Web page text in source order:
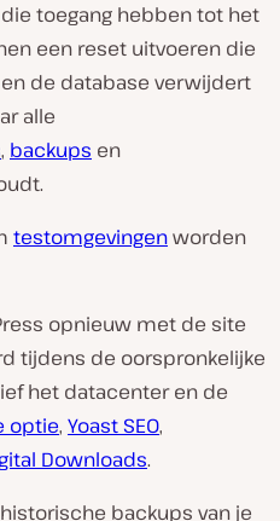
die toegang hebben tot het
een reset uitvoeren die
de database verwijdert
alle
, backups en
testomgevingenworden
opnieuw met de site
tijdens de oorspronkelijke
het datacenter en de
optie, Yoast SEO,
Downloads.
backups van je